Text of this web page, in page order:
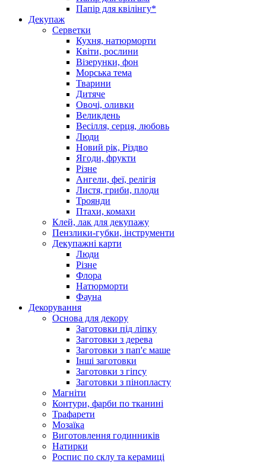
Папір для квілінгу*
Декупаж
Серветки
Кухня, натюрморти
Квіти, рослини
Візерунки, фон
Морська тема
Тварини
Дитяче
Овочі, оливки
Великдень
Весілля, серця, любовь
Люди
Новий рік, Різдво
Ягоди, фрукти
Різне
Ангели, феї, релігія
Листя, гриби, плоди
Троянди
Птахи, комахи
Клей, лак для декупажу
Пензлики-губки, інструменти
Декупажні карти
Люди
Різне
Флора
Натюрморти
Фауна
Декорування
Основа для декору
Заготовки під ліпку
Заготовки з дерева
Заготовки з пап'є маше
Інші заготовки
Заготовки з гіпсу
Заготовки з пінопласту
Магніти
Контури, фарби по тканині
Трафарети
Мозаїка
Виготовлення годинників
Натирки
Роспис по склу та керамиці